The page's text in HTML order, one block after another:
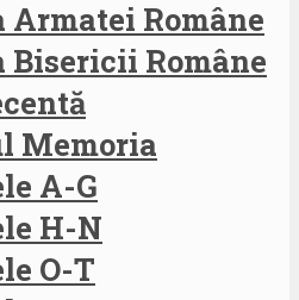
Armatei Române
Bisericii Române
Memoria
A-G
H-N
O-T